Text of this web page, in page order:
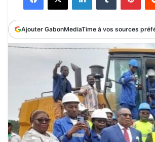
Ajouter GabonMediaTime à vos sources